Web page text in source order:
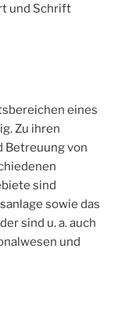
und Schrift
eines
Zu ihren
Betreuung von
sind
sowie das
sind u. a. auch
und